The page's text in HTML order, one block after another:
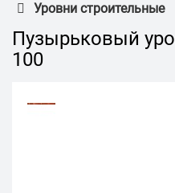
Уровни строительные
Пузырьковый
100